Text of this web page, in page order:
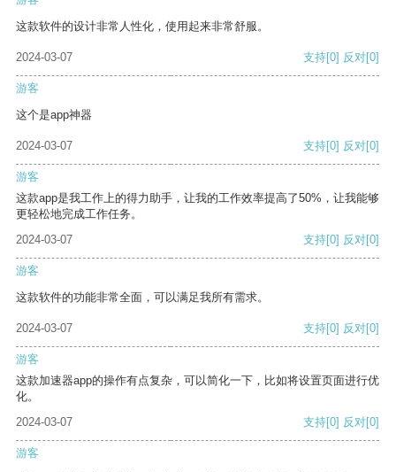
这款软件的设计非常人性化，使用起来非常舒服。
2024-03-07 支持[0] 反对[0]
游客
这个是app神器
2024-03-07 支持[0] 反对[0]
游客
这款app是我工作上的得力助手，让我的工作效率提高了50%，让我能够
更轻松地完成工作任务。
2024-03-07
支持[0] 反对[0]
游客
这款软件的功能非常全面，可以满足我所有需求。
2024-03-07 支持[0] 反对[0]
游客
这款加速器app的操作有点复杂，可以简化一下，比如将设置页面进行优
化。
2024-03-07
支持[0] 反对[0]
游客